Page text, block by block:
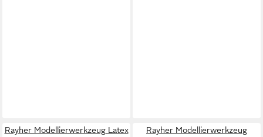
Rayher Modellierwerkzeug Latex
Rayher Modellierwerkzeug